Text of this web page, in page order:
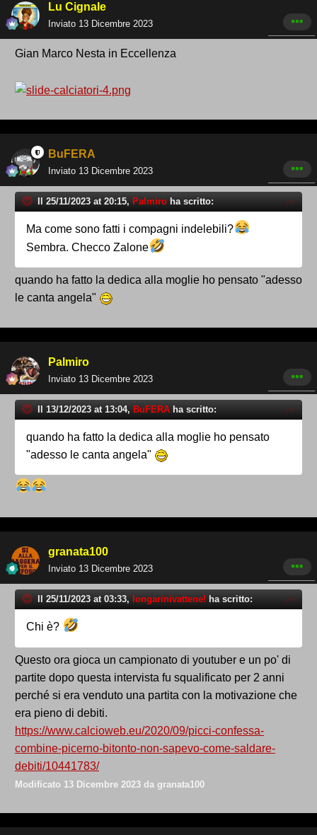
Lu Cignale
Inviato 13 Dicembre 2023
Gian Marco Nesta in Eccellenza
BuFERA
Inviato 13 Dicembre 2023
Il 25/11/2023 at 20:15, Palmiro ha scritto:
Ma come sono fatti i compagni indelebili?
Sembra. Checco Zalone
quando ha fatto la dedica alla moglie ho pensato "adesso
le canta angela"
Palmiro
Inviato 13 Dicembre 2023
Il 13/12/2023 at 13:04, BuFERA ha scritto:
quando ha fatto la dedica alla moglie ho pensato
"adesso le canta angela"
granata100
Inviato 13 Dicembre 2023
Il 25/11/2023 at 03:33, longarinivattene! ha scritto:
Chi è?
Questo ora gioca un campionato di youtuber e un po' di
partite dopo questa intervista fu squalificato per 2 anni
perché si era venduto una partita con la motivazione che
era pieno di debiti.
https://www.calcioweb.eu/2020/09/picci-confessa-
combine-picerno-bitonto-non-sapevo-come-saldare-
debiti/10441783/
Modificato 13 Dicembre 2023 da granata100